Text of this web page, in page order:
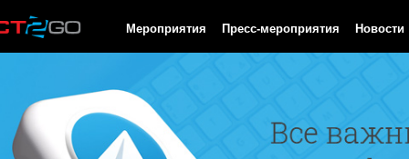
Мероприятия Пресс-мероприятия Новости